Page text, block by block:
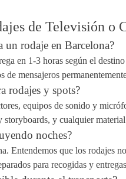
de Televisión o
un rodaje en Barcelona?
en 1-3 horas según el
mensajeros
rodajes y spots?
equipos de sonido y
y cualquier
noches?
Entendemos que los rodajes
para recogidas y